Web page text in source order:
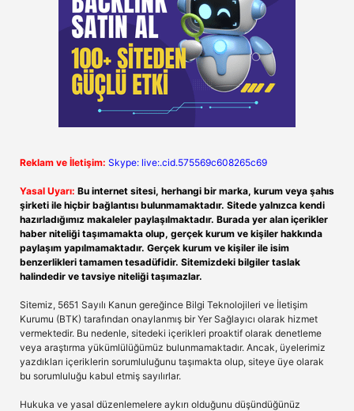
Reklam ve İletişim: Skype: live:.cid.575569c608265c69
Yasal Uyarı: Bu internet sitesi, herhangi bir marka, kurum veya şahıs
şirketi ile hiçbir bağlantısı bulunmamaktadır. Sitede yalnızca kendi
hazırladığımız makaleler paylaşılmaktadır. Burada yer alan içerikler
haber niteliği taşımamakta olup, gerçek kurum ve kişiler hakkında
paylaşım yapılmamaktadır. Gerçek kurum ve kişiler ile isim
benzerlikleri tamamen tesadüfidir. Sitemizdeki bilgiler taslak
halindedir ve tavsiye niteliği taşımazlar.
Sitemiz, 5651 Sayılı Kanun gereğince Bilgi Teknolojileri ve İletişim
Kurumu (BTK) tarafından onaylanmış bir Yer Sağlayıcı olarak hizmet
vermektedir. Bu nedenle, sitedeki içerikleri proaktif olarak denetleme
veya araştırma yükümlülüğümüz bulunmamaktadır. Ancak, üyelerimiz
yazdıkları içeriklerin sorumluluğunu taşımakta olup, siteye üye olarak
bu sorumluluğu kabul etmiş sayılırlar.
Hukuka ve yasal düzenlemelere aykırı olduğunu düşündüğünüz